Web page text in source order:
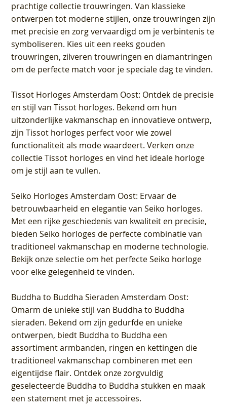
prachtige collectie trouwringen. Van klassieke
ontwerpen tot moderne stijlen, onze trouwringen zijn
met precisie en zorg vervaardigd om je verbintenis te
symboliseren. Kies uit een reeks gouden
trouwringen, zilveren trouwringen en diamantringen
om de perfecte match voor je speciale dag te vinden.
Tissot Horloges Amsterdam Oost: Ontdek de precisie
en stijl van Tissot horloges. Bekend om hun
uitzonderlijke vakmanschap en innovatieve ontwerp,
zijn Tissot horloges perfect voor wie zowel
functionaliteit als mode waardeert. Verken onze
collectie Tissot horloges en vind het ideale horloge
om je stijl aan te vullen.
Seiko Horloges Amsterdam Oost: Ervaar de
betrouwbaarheid en elegantie van Seiko horloges.
Met een rijke geschiedenis van kwaliteit en precisie,
bieden Seiko horloges de perfecte combinatie van
traditioneel vakmanschap en moderne technologie.
Bekijk onze selectie om het perfecte Seiko horloge
voor elke gelegenheid te vinden.
Buddha to Buddha Sieraden Amsterdam Oost:
Omarm de unieke stijl van Buddha to Buddha
sieraden. Bekend om zijn gedurfde en unieke
ontwerpen, biedt Buddha to Buddha een
assortiment armbanden, ringen en kettingen die
traditioneel vakmanschap combineren met een
eigentijdse flair. Ontdek onze zorgvuldig
geselecteerde Buddha to Buddha stukken en maak
een statement met je accessoires.